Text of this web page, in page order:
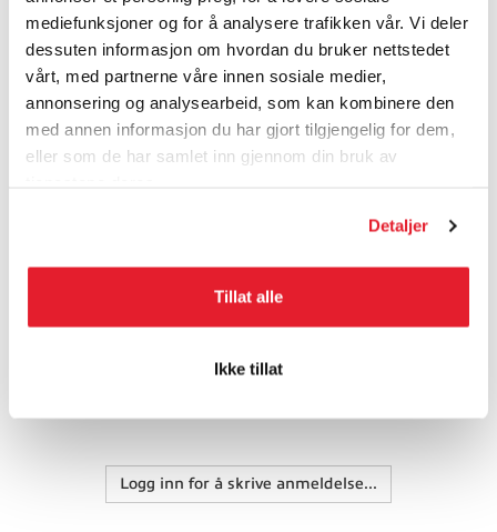
mediefunksjoner og for å analysere trafikken vår. Vi deler
dessuten informasjon om hvordan du bruker nettstedet
vårt, med partnerne våre innen sosiale medier,
annonsering og analysearbeid, som kan kombinere den
med annen informasjon du har gjort tilgjengelig for dem,
eller som de har samlet inn gjennom din bruk av
Detaljer
Tillat alle
Ikke tillat
Skjermsett Haibike
27,5", 75mm bredde, inklusive fester
Passer til:
Alltrail 8/10/10,5 ABS
Logg inn for å skrive anmeldelse...